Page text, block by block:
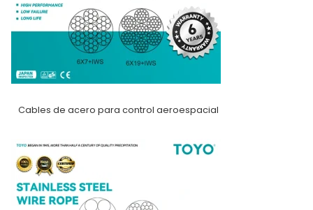
Cables de acero para control aeroespacial